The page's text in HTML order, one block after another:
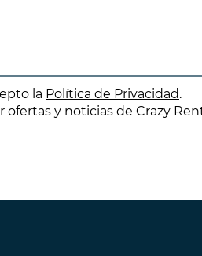
la Política de Privacidad.
ofertas y noticias de Crazy